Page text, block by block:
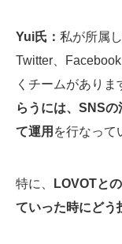
Yui氏： 私が所属
Twitter、
くチームがありま
らうには、SNS
て運用 を行なって
特に、
LOVOTと
ていった時にどう